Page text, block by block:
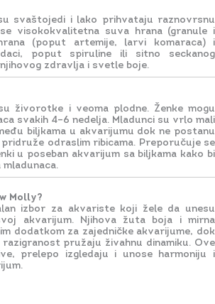
svaštojedi i lako prihvataju raznovrsnu
visokokvalitetna suva hrana (granule i
(poput artemije, larvi komaraca) i
poput spiruline ili sitno seckanog
zdravlja i svetle boje.
živorotke i veoma plodne. Ženke mogu
svakih 4–6 nedelja. Mladunci su vrlo mali
biljkama u akvarijumu dok ne postanu
odraslim ribicama. Preporučuje se
u poseban akvarijum sa biljkama kako bi
Molly?
izbor za akvariste koji žele da unesu
akvarijum. Njihova žuta boja i mirna
dodatkom za zajedničke akvarijume, dok
pružaju živahnu dinamiku. Ove
prelepo izgledaju i unose harmoniju i